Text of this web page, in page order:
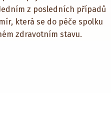
z posledních případů
která se do péče spolku
zdravotním stavu.